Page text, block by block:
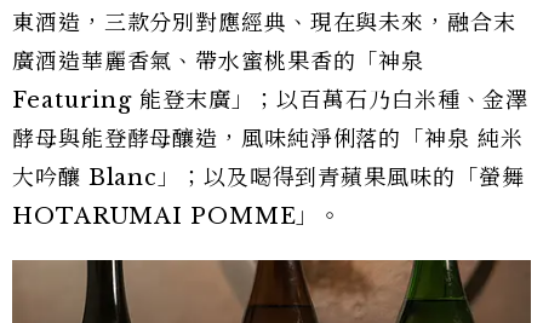
東酒造，三款分別對應經典、現在與未來，融合末
廣酒造華麗香氣、帶水蜜桃果香的「神泉
Featuring 能登末廣」；以百萬石乃白米種、金澤
酵母與能登酵母釀造，風味純淨俐落的「神泉 純米
大吟釀 Blanc」；以及喝得到青蘋果風味的「螢舞
HOTARUMAI POMME」。